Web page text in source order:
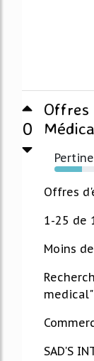
0
Offres
55%
Offres
1-25 de
Moins
SAD'S